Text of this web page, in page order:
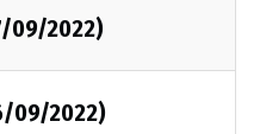
09/2022)
09/2022)